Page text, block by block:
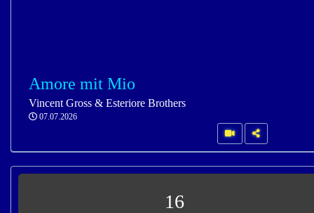
Amore mit Mio
Vincent Gross & Esteriore Brothers
07.07.2026
16